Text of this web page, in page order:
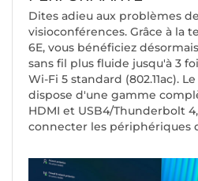
Dites adieu aux problèmes
visioconférences. Grâce à la
6E, vous bénéficiez
sans fil plus fluide jusqu'à 3
Wi-Fi 5 standard (802.11ac).
dispose d'une gamme
HDMI et USB4/Thunderbolt
connecter les périphériques